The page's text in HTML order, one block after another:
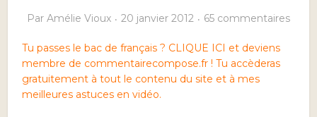
Par Amélie Vioux 20 janvier 2012 65 commentaires
Tu passes le bac de français ? CLIQUE ICI et deviens
membre de commentairecompose.fr ! Tu accèderas
gratuitement à tout le contenu du site et à mes
meilleures astuces en vidéo.